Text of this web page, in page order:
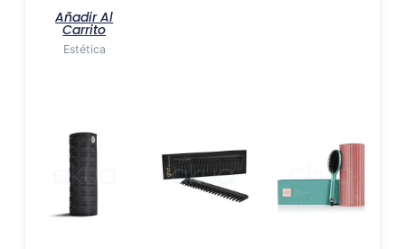
Añadir Al
Carrito
Estética